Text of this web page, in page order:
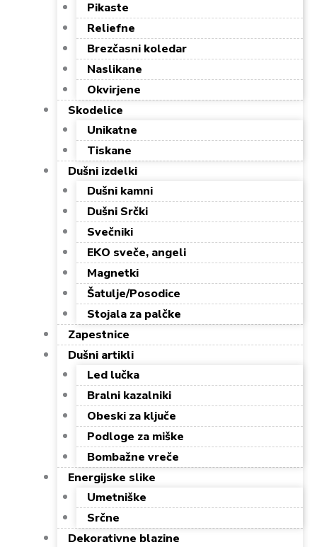
Pikaste
Reliefne
Brezčasni koledar
Naslikane
Okvirjene
Skodelice
Unikatne
Tiskane
Dušni izdelki
Dušni kamni
Dušni Srčki
Svečniki
EKO sveče, angeli
Magnetki
Šatulje/Posodice
Stojala za palčke
Zapestnice
Dušni artikli
Led lučka
Bralni kazalniki
Obeski za ključe
Podloge za miške
Bombažne vreče
Energijske slike
Umetniške
Srčne
Dekorativne blazine